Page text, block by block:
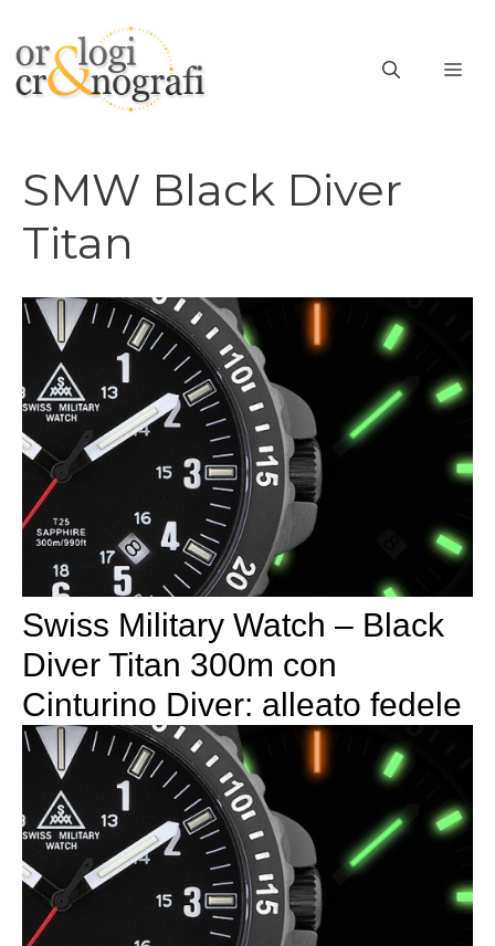
contenuto
SMW Black Diver
Titan
Swiss Military Watch – Black
Diver Titan 300m con
Cinturino Diver: alleato fedele